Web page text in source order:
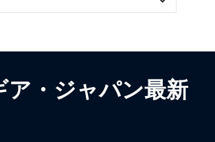
ア・ジャパン最新